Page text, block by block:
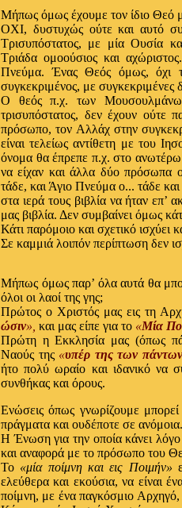
Μήπως όμως έχουμε τον ίδιο Θεό
ΟΧΙ, δυστυχώς ούτε και αυτό
Τρισυπόστατος, με μία Ουσία
Τριάδα ομοούσιος και
Πνεύμα. Ένας Θεός όμως, όχι
συγκεκριμένος, με συγκεκριμένες
Ο θεός π.χ. των
τρισυπόστατος, δεν έχουν ούτε
πρόσωπο, τον Αλλάχ στην
είναι τελείως αντίθετη με του
όνομα θα έπρεπε π.χ. στο
να είχαν και άλλα δύο πρόσωπα
τάδε, και Άγιο Πνεύμα ο... τάδε
στα ιερά τους βιβλία να ήταν επ’
μας βιβλία. Δεν συμβαίνει όμως
Κάτι παρόμοιο και σχετικό ισχύει
Σε καμμιά λοιπόν περίπτωση δεν
Μήπως όμως παρ’ όλα αυτά θα
όλοι οι λαοί της γης;
Πρώτος ο Χριστός μας εις τη
ώσιν», και μας είπε για το «Μία
Πρώτη η Εκκλησία μας (όπως
Ναούς της «υπέρ της των
ήτο πολύ ωραίο και ιδανικό να
συνθήκας και όρους.
Ενώσεις όπως γνωρίζουμε
πράγματα και ουδέποτε σε ανόμοια.
Η Ένωση για την οποία κάνει
και αναφορά με το πρόσωπο του
Το «μία ποίμνη και εις Ποιμήν»
ελεύθερα και εκούσια, να είναι
ποίμνη, με ένα παγκόσμιο